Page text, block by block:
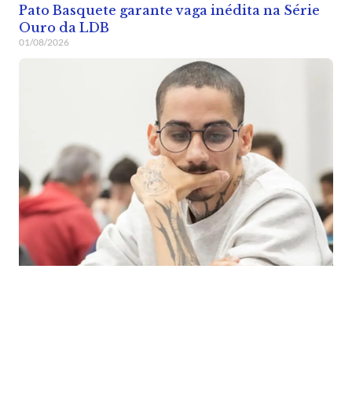
Pato Basquete garante vaga inédita na Série
Ouro da LDB
01/08/2026